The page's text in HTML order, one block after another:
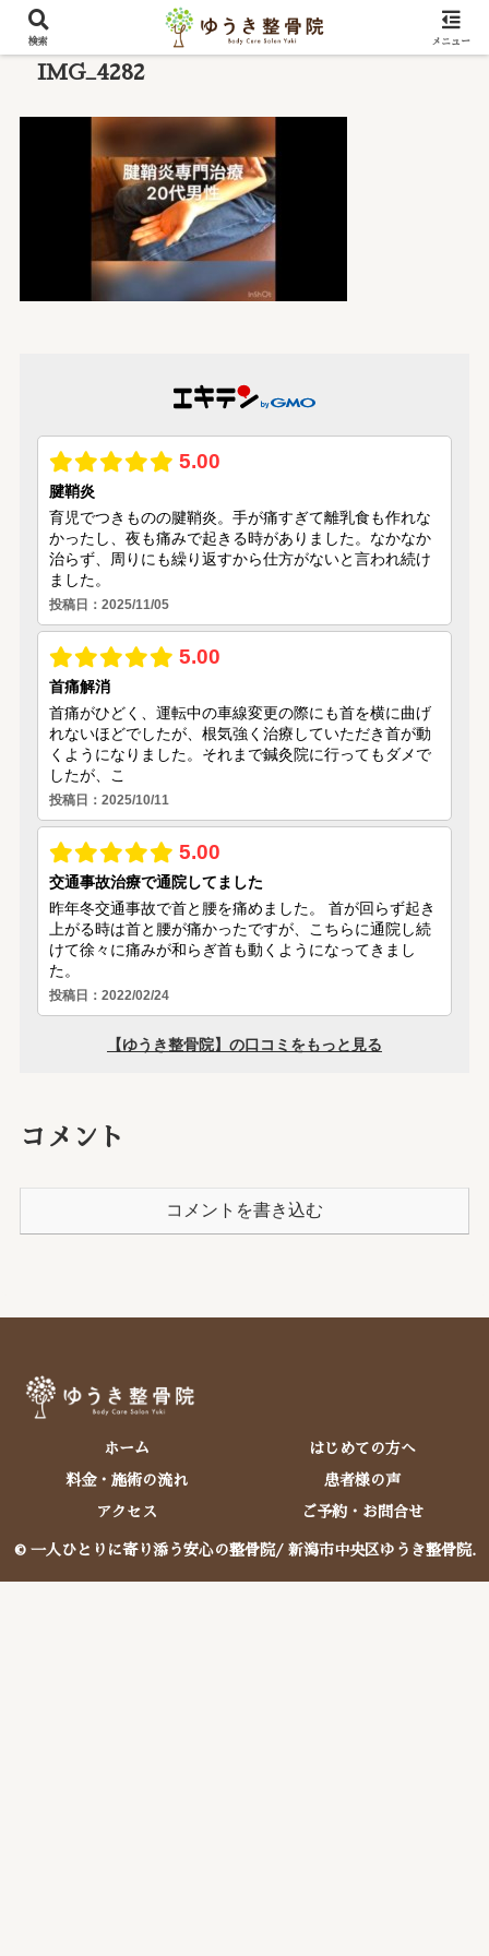
IMG_4282
コメント
コメントを書き込む
ホーム はじめての方へ
料金・施術の流れ 患者様の声
アクセス ご予約・お問合せ
© 一人ひとりに寄り添う安心の整骨院/ 新潟市中央区ゆうき整骨院.
検索 メニュー